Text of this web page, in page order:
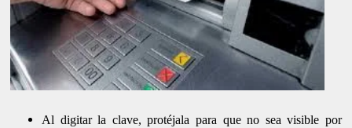
Al digitar la clave, protéjala para que no sea visible por